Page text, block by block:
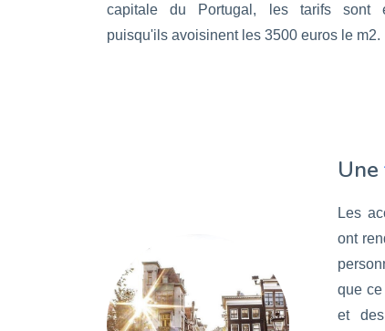
capitale du Portugal, les tarifs sont
puisqu'ils avoisinent les 3500 euros le m2.
Une
Les
ont
que
et